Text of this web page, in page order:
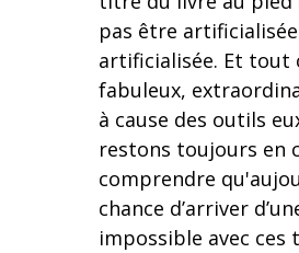
pas être
artificialisée. Et tout
fabuleux,
à cause des outils
restons toujours en
comprendre
chance d’arriver
impossible avec ces